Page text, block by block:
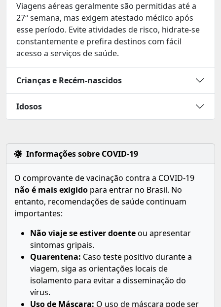
Viagens aéreas geralmente são permitidas até a
27ª semana, mas exigem atestado médico após
esse período. Evite atividades de risco, hidrate-se
constantemente e prefira destinos com fácil
acesso a serviços de saúde.
Crianças e Recém-nascidos
Idosos
Informações sobre COVID-19
O comprovante de vacinação contra a COVID-19
não é mais exigido para entrar no Brasil. No
entanto, recomendações de saúde continuam
importantes:
Não viaje se estiver doenteou apresentar
sintomas gripais.
Quarentena: Caso teste positivo durante a
viagem, siga as orientações locais de
isolamento para evitar a disseminação do
vírus.
Uso de Máscara: O uso de máscara pode ser